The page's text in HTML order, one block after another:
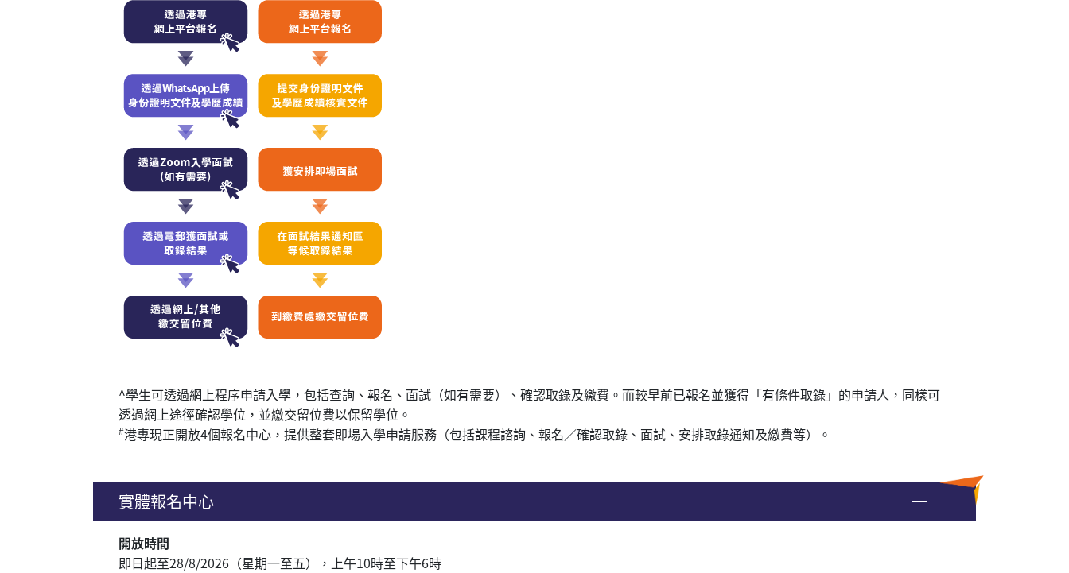
^學生可透過網上程序申請入學，包括查詢、報名、面試（如有需要）、確認取錄及繳費。而較早前已報名並獲得「有條件取錄」的申請人，同樣可
透過網上途徑確認學位，並繳交留位費以保留學位。
#港專現正開放4個報名中心，提供整套即場入學申請服務（包括課程諮詢、報名／確認取錄、面試、安排取錄通知及繳費等）。
實體報名中心
開放時間
即日起至28/8/2026（星期一至五），上午10時至下午6時